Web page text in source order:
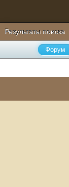
Результаты поиска
Форум